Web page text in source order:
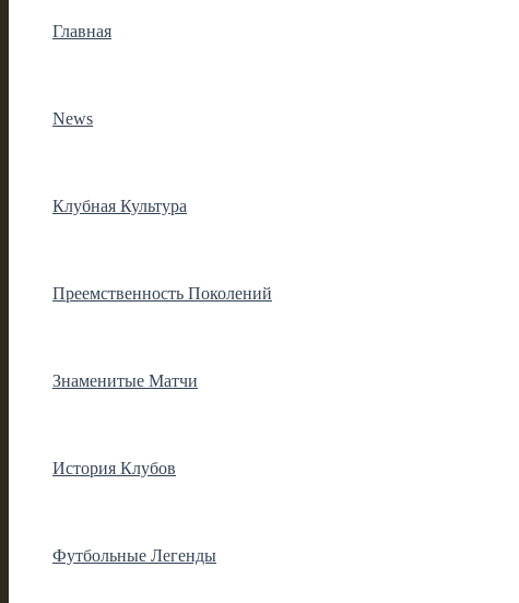
Главная
News
Клубная Культура
Преемственность Поколений
Знаменитые Матчи
История Клубов
Футбольные Легенды